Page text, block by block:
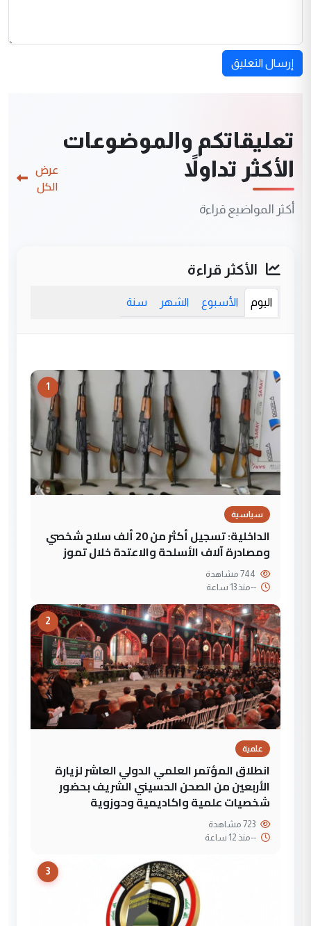
إرسال التعليق
تعليقاتكم والموضوعات
الأكثر تداولاً
أكثر المواضيع قراءة
عرض
الكل
الأكثر قراءة
اليوم الأسبوع الشهر سنة
1
سياسية
الداخلية: تسجيل أكثر من 20 ألف سلاح شخصي
ومصادرة آلاف الأسلحة والاعتدة خلال تموز
--منذ 13 ساعة
2
علمية
انطلاق المؤتمر العلمي الدولي العاشر لزيارة
الأربعين من الصحن الحسيني الشريف بحضور
شخصيات علمية واكاديمية وحوزوية
--منذ 12 ساعة
3